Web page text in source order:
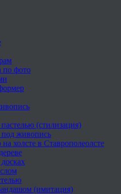
по фото
(стилизация)
живопись
холсте в Ставрополеолсте
(имитация)